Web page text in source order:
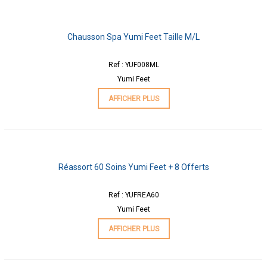
Chausson Spa Yumi Feet Taille M/L
Ref : YUF008ML
Yumi Feet
AFFICHER PLUS
Réassort 60 Soins Yumi Feet + 8 Offerts
Ref : YUFREA60
Yumi Feet
AFFICHER PLUS